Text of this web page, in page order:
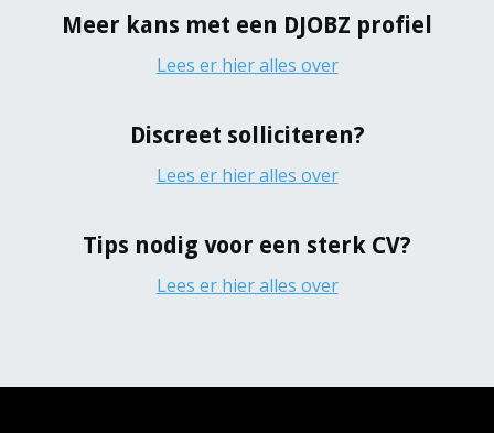
Meer kans met een DJOBZ profiel
Lees er hier alles over
Discreet solliciteren?
Lees er hier alles over
Tips nodig voor een sterk CV?
Lees er hier alles over